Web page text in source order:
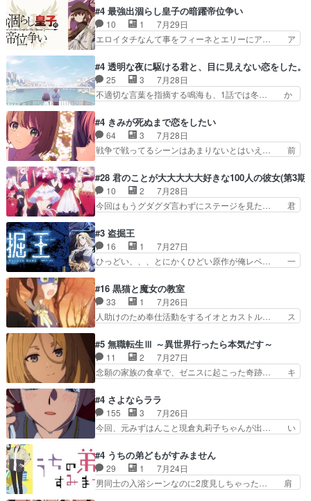
油を注ぐターニャの勝利軍… 犠牲を払っても良い
ならお前たちが前線へ行… 戦闘がアッサリし過ぎ
じゃない？戦争がメイ…
見た目もうただのロボでしかないんだよ… 俺らの
汗拭きそりゃいやだろwwバトー＆ト… イノセン
スの元となった回だけど、ガイノイ… アダム・リ
ンクやジェイムスン(教授)型サ… アンドロイドも
センスの土台になったエピ… コミカルなのにも慣
れてきました。１話でし… ロボットの反乱は今と
なっては良くある話し…
#4 最強出涸らし皇子の暗躍帝位争い
10 1
7月29日
エロイタチなんて事をフィーネとエリーにア… ア
スターを呼ぶ笛？黒幕は狩猟祭とは関係… 平凡な
少女に見える眼鏡w眼鏡属性は持ち合… 神アニ
メ、ケテーイ！「騎士狩猟祭、前夜の… フィーネ
がアルノルトに活躍してもらいたが… 第４話を
とフィーネの２度目のデート出… マジできな臭い
ぞ帝位争い。姉からの刺客を… ふぃーねと町の様
子を見に行ったら町中で窃…
#4 透明な夜に駆ける君と、目に見えない恋をした。
25 3
7月28日
不適切な言葉を指摘する鳴海も、1話では冬… か
接していいのかわからず戸惑うかけるも… 盲目だ
と相手の表情も分からないからどう思… 今期のバ
ックナンバーみたいなOPアニメ。… 初デートで
冬月を笑わせようとする姿も冬月… 特に大きな事
を笑わせようとする姿も冬月… 3話までは主人公
がどうでもいいことでずっ… 花火購入に浅草へ…
行き当たりばったり訪問…
#4 きみが死ぬまで恋をしたい
64 3
7月28日
戦争で戦ってるシーンはあまりないとはいえ… 前
の存在で揺らぐ14クラス約束された死… ミミの
秘密をあっさり受け入れたのは拍子抜… 蘇生魔法
って下衆い国なら進退窮まったら手… 蘇生魔法ヤ
バイけどミミいなかったら詰んで… アニメオタク
うございました！アリとセイ… ごめん、そういう
話がしたい作品じゃないの… 第４話感想：その口
止め効果あるかな？ミミ…
#28 君のことが大大大大大好きな100人の彼女(第3期)
10 2
7月28日
今回はもうグダグダ言わずにステージを見た… 君
カノ版ラブライブ！？こういうのは人… 俺、みん
なのレッスン動画をDVDが焼きき… アナウンス
役で出演いたしましたみんなのア… 恋太郎ファミ
リーがガチでアイドルに挑戦！… ギャグギャグし
カノGirlfrien… 『アイドル伝説恋太郎ファミリ
ー』にて「ア… 安木路佐ウル子役で出演いたしま
したクォリ…
#3 盗掘王
16 1
7月27日
ひっどい、、、とにかくひどい原作が俺レベ… 一
美咲さんと言えば幼女！アイマスの市原… 遼河は
目的の為には人命も軽視するタイプの… 4つのス
キルが揃う。広い墓を捜索中、遼河… 村正はそん
なおどろおどろしいエピソードあ… 気持ちよくし
レベのアニメ制作を日本に奪… 予言で正体がバレ
る、もう騙し討ちは出来な… 村正の墓、アニメで
見ると一杯で怖いな。ア…
#16 黒猫と魔女の教室
33 1
7月26日
人助けのため奉仕活動をするイオとカストル… ス
とカストルの共通点は、魔法の制御が出… 椋鳥の
大群て…住民から迷惑がられてない？… キングコ
ングor進撃の巨人牡羊座のアルデ… スピカ・イ
オ・カストルという組み合わせ。… 有り余るパワ
みかたが雑になってきてるな… イキりカストルは
怖がりやったかあスピカな… 鏡の世界への突入と
新たな依頼サブタイトル…
#5 無職転生Ⅲ ～異世界行ったら本気だす～
11 2
7月27日
念願の家族の食卓で、ゼニスに起こった奇跡… キ
ナリーゼの悪魔の囁きwクリフとエリナ… 悪魔の
囁きやめてくださいwおい、1番重要… ゼニスも
感情が出てきてて良い方向に進んで… 第５話を
ABEMAで視聴しました。視聴に… クリフとエリ
相変わらずで草ルディ君釣り… ルーデウスにシル
フィエットとロキシーとの… 離れ離れになったり
別れがあったり絶望の大…
#4 さよならララ
155 3
7月26日
今回、元みずはんこと現倉丸莉子ちゃんが出… い
様とは...本当の愛とは...なんぞ… テンポの良いボ
ケとツッコミで笑わせつつ、… この作品、ストー
リーにも登場人物にも全く… 家で机に向かってる
時の貧乏ゆすりとか、ラ… お姉ちゃんと話せ
#4 うちの弟どもがすみません
29 1
7月24日
男同士の入浴シーンなのに2度見しちゃった… 肩